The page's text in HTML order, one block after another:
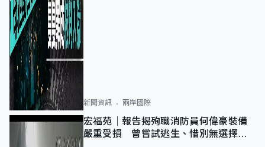
新聞資訊 兩岸國際
宏福苑｜報告揭殉職消防員何偉豪裝備
嚴重受損 曾嘗試逃生、惜別無選擇下